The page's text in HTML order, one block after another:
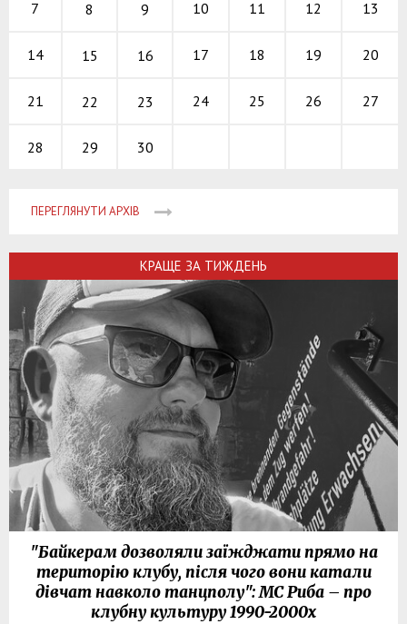
7 8 9 10 11 12 13
14 15 16 17 18 19 20
21 22 23 24 25 26 27
28 29 30
ПЕРЕГЛЯНУТИ АРХІВ
КРАЩЕ ЗА ТИЖДЕНЬ
"Байкерам дозволяли заїжджати прямо на
територію клубу, після чого вони катали
дівчат навколо танцполу": МС Риба – про
клубну культуру 1990-2000х